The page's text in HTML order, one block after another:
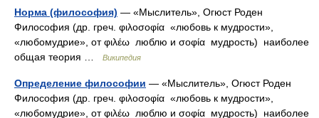
Норма (философия) — «Мыслитель», Огюст Роден
Философия (др. греч. φιλοσοφία «любовь к мудрости»,
«любомудрие», от φιλέω люблю и σοφία мудрость) наиболее
общая теория …
Википедия
Определение философии — «Мыслитель», Огюст Роден
Философия (др. греч. φιλοσοφία «любовь к мудрости»,
«любомудрие», от φιλέω люблю и σοφία мудрость) наиболее